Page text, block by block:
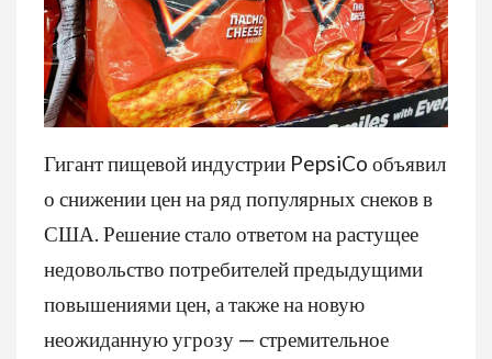
Гигант пищевой индустрии PepsiCo объявил
о снижении цен на ряд популярных снеков в
США. Решение стало ответом на растущее
недовольство потребителей предыдущими
повышениями цен, а также на новую
неожиданную угрозу — стремительное